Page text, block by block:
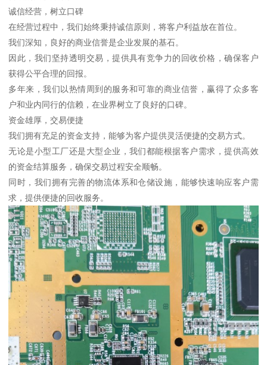
诚信经营，树立口碑
在经营过程中，我们始终秉持诚信原则，将客户利益放在首位。
我们深知，良好的商业信誉是企业发展的基石。
因此，我们坚持透明交易，提供具有竞争力的回收价格，确保客户
获得公平合理的回报。
多年来，我们以热情周到的服务和可靠的商业信誉，赢得了众多客
户和业内同行的信赖，在业界树立了良好的口碑。
资金雄厚，交易便捷
我们拥有充足的资金支持，能够为客户提供灵活便捷的交易方式。
无论是小型工厂还是大型企业，我们都能根据客户需求，提供高效
的资金结算服务，确保交易过程安全顺畅。
同时，我们拥有完善的物流体系和仓储设施，能够快速响应客户需
求，提供便捷的回收服务。